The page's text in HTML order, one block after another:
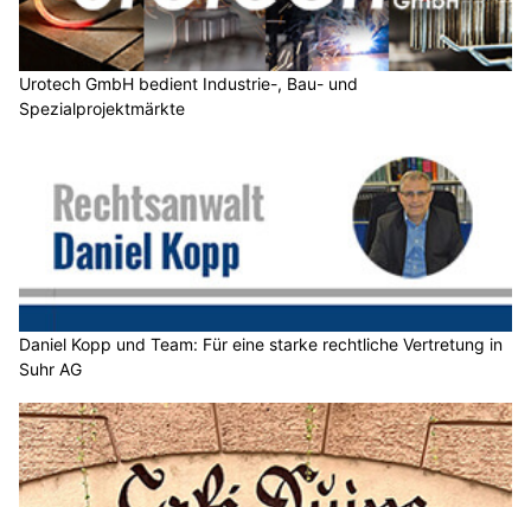
Urotech GmbH bedient Industrie-, Bau- und
Spezialprojektmärkte
Daniel Kopp und Team: Für eine starke rechtliche Vertretung in
Suhr AG